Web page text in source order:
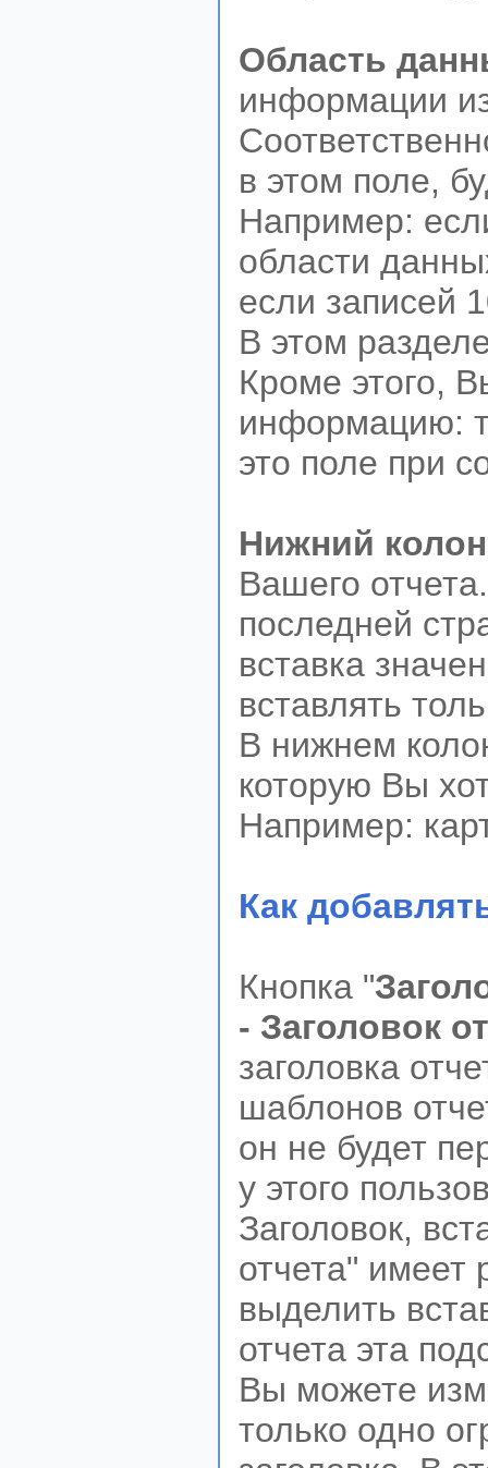
Область
информации
в этом поле,
Например:
области
если записей
В этом
Кроме этого,
информацию:
это поле при
Нижний
Вашего
последней
вставка
вставлять
В нижнем
которую Вы
Например:
Как
Кнопка "
- Заголовок
заголовка
шаблонов
он не будет
у этого
Заголовок,
отчета" имеет
выделить
отчета эта
Вы можете
только одно